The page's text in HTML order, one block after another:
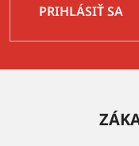
PRIHLÁSIŤ SA